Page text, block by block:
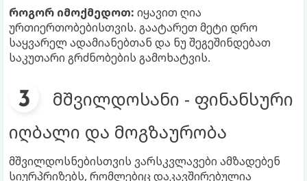
როგორ იმოქმედოთ: იყავით ღია
ურთიერთობებისთვის. გაატარეთ მეტი დრო
საყვარელ ადამიანებთან და ნუ შეგეშინდებათ
საკუთარი გრძნობების გამოხატვის.
მშვილდოსანი - ფინანსური
იღბალი და მოგზაურობა
მშვილდოსნებისთვის ვარსკვლავები ამზადებენ
სიურპრიზებს, რომლებიც დაკავშირებულია